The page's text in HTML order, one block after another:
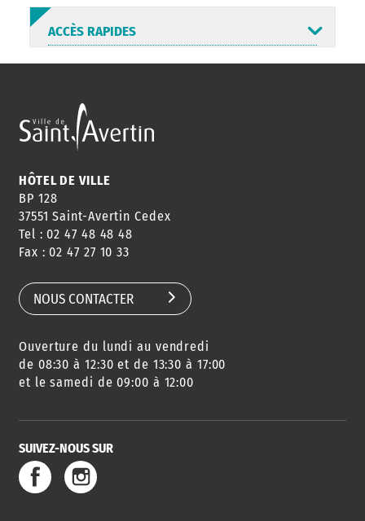
ACCÈS RAPIDES
ANNUAIRE
HORAIRES
CONSEILS
DE QUARTIER
AGENDA
DES SORTIES
URBANISME
SERVICE
DE L'EAU
HÔTEL DE VILLE
BP 128
37551 Saint-Avertin Cedex
Tel : 02 47 48 48 48
Fax : 02 47 27 10 33
NOUS CONTACTER
Ouverture du lundi au vendredi
de 08:30 à 12:30 et de 13:30 à 17:00
et le samedi de 09:00 à 12:00
SUIVEZ-NOUS SUR